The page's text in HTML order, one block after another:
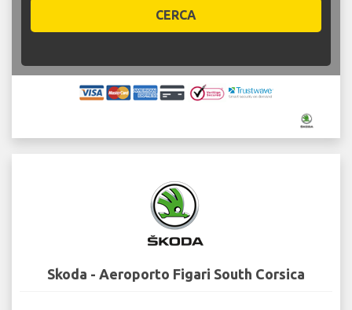
CERCA
Skoda - Aeroporto Figari South Corsica